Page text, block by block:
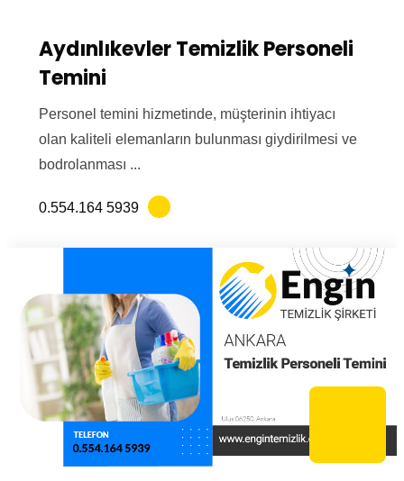
Aydınlıkevler Temizlik Personeli
Temini
Personel temini hizmetinde, müşterinin ihtiyacı
olan kaliteli elemanların bulunması giydirilmesi ve
bodrolanması ...
0.554.164 5939